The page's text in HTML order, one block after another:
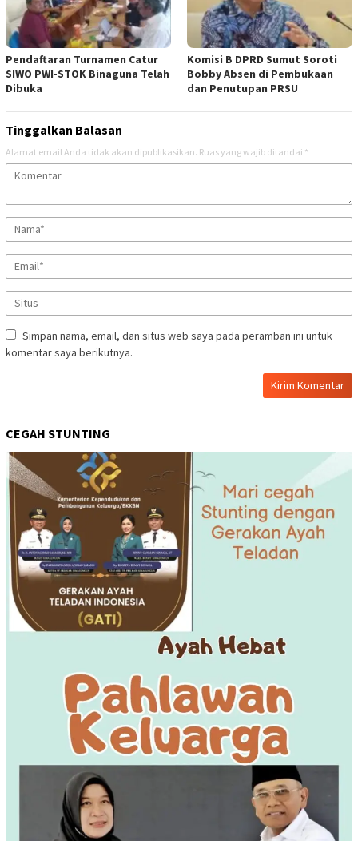
Pendaftaran Turnamen Catur
SIWO PWI-STOK Binaguna Telah
Dibuka
Komisi B DPRD Sumut Soroti
Bobby Absen di Pembukaan
dan Penutupan PRSU
Tinggalkan Balasan
Alamat email Anda tidak akan dipublikasikan. Ruas yang wajib ditandai *
Simpan nama, email, dan situs web saya pada peramban ini untuk
komentar saya berikutnya.
CEGAH STUNTING